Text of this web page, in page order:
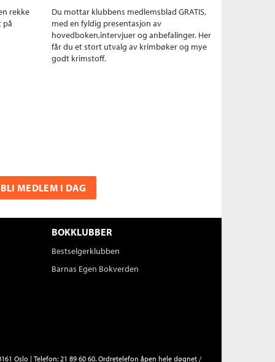
rekke
på
Du mottar klubbens medlemsblad GRATIS,
med en fyldig presentasjon av
hovedboken,intervjuer og anbefalinger. Her
får du et stort utvalg av krimbøker og mye
godt krimstoff.
BLI MEDLEM I DAG
BOKKLUBBER
Bestselgerklubben
Barnas Egen Bokverden
Oslo | Telefon: 21 89 60 60. Ordretelefon åpen hele døgnet /